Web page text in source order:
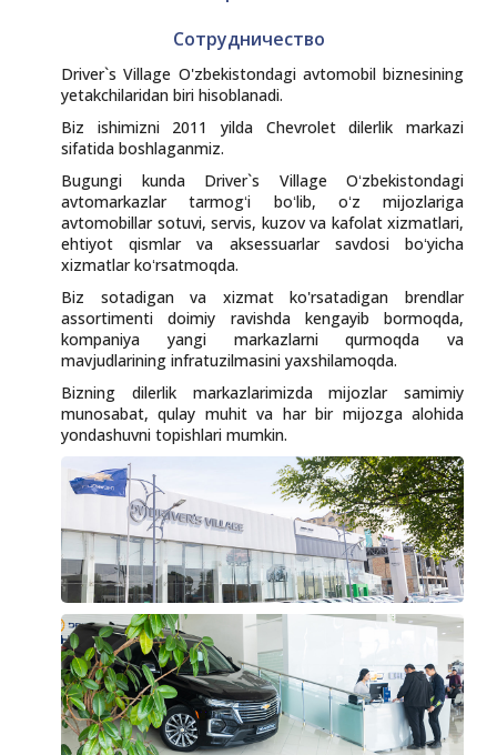
Сотрудничество
Driver`s Village O'zbekistondagi avtomobil biznesining
yetakchilaridan biri hisoblanadi.
Biz ishimizni 2011 yilda Chevrolet dilerlik markazi
sifatida boshlaganmiz.
Bugungi kunda Driver`s Village Oʻzbekistondagi
avtomarkazlar tarmogʻi boʻlib, oʻz mijozlariga
avtomobillar sotuvi, servis, kuzov va kafolat xizmatlari,
ehtiyot qismlar va aksessuarlar savdosi boʻyicha
xizmatlar koʻrsatmoqda.
Biz sotadigan va xizmat ko'rsatadigan brendlar
assortimenti doimiy ravishda kengayib bormoqda,
kompaniya yangi markazlarni qurmoqda va
mavjudlarining infratuzilmasini yaxshilamoqda.
Bizning dilerlik markazlarimizda mijozlar samimiy
munosabat, qulay muhit va har bir mijozga alohida
yondashuvni topishlari mumkin.